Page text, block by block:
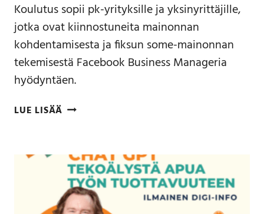
Koulutus sopii pk-yrityksille ja yksinyrittäjille,
jotka ovat kiinnostuneita mainonnan
kohdentamisesta ja fiksun some-mainonnan
tekemisestä Facebook Business Manageria
hyödyntäen.
LUE LISÄÄ